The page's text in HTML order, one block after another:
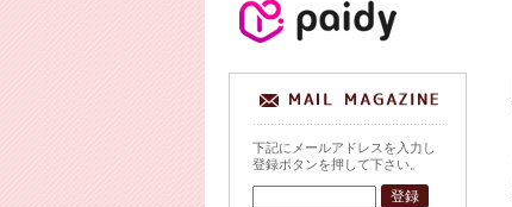
下記にメールアドレスを入力し
登録ボタンを押して下さい。